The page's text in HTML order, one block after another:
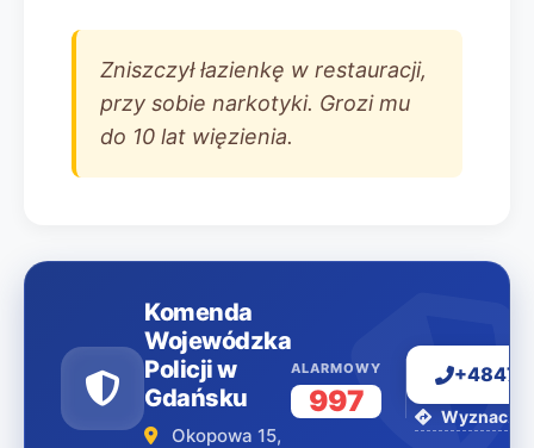
Zniszczył łazienkę w restauracji,
przy sobie narkotyki. Grozi mu
do 10 lat więzienia.
Komenda
Wojewódzka
Policji w
Gdańsku
Okopowa 15,
ALARMOWY
997 Wyznacz